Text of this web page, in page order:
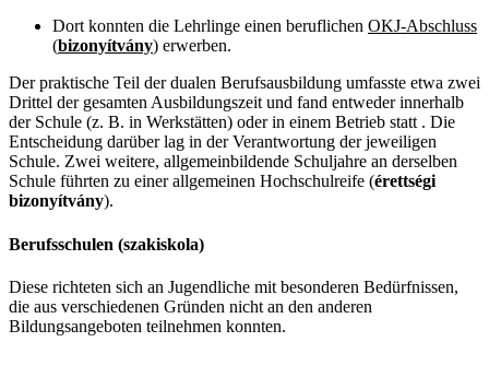
Dort konnten die Lehrlinge einen beruflichen OKJ-Abschluss
(bizonyítvány) erwerben.
Der praktische Teil der dualen Berufsausbildung umfasste etwa zwei
Drittel der gesamten Ausbildungszeit und fand entweder innerhalb
der Schule (z. B. in Werkstätten) oder in einem Betrieb statt . Die
Entscheidung darüber lag in der Verantwortung der jeweiligen
Schule. Zwei weitere, allgemeinbildende Schuljahre an derselben
Schule führten zu einer allgemeinen Hochschulreife (érettségi
bizonyítvány).
Berufsschulen (szakiskola)
Diese richteten sich an Jugendliche mit besonderen Bedürfnissen,
die aus verschiedenen Gründen nicht an den anderen
Bildungsangeboten teilnehmen konnten.